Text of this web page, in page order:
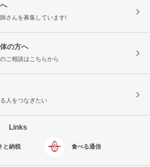
さんを募集しています!
の方へ
ご相談はこちらから
人をつなぎたい
Links
と納税 食べる通信